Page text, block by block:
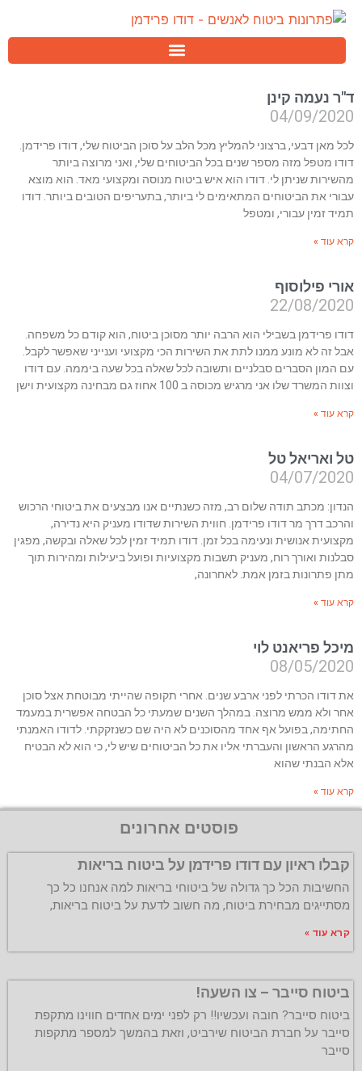
ד"ר נעמה קינן
04/09/2020
לכל מאן דבעי, ברצוני להמליץ מכל הלב על סוכן הביטוח שלי, דודו פרידמן.
דודו מטפל מזה מספר שנים בכל הביטוחים שלי, ואני מרוצה ביותר
מהשירות שניתן לי. דודו הוא איש ביטוח מנוסה ומקצועי מאד. הוא מוצא
עבורי את הביטוחים המתאימים לי ביותר, בתעריפים הטובים ביותר. דודו
תמיד זמין עבורי, ומטפל
קרא עוד »
אורי פילוסוף
22/08/2020
דודו פרידמן בשבילי הוא הרבה יותר מסוכן ביטוח, הוא קודם כל משפחה.
אבל זה לא מונע ממנו לתת את השירות הכי מקצועי וענייני שאפשר לקבל.
עם המון הסברים סבלניים ותשובה לכל שאלה בכל שעה ביממה. עם דודו
וצוות המשרד שלו אני מרגיש מכוסה ב 100 אחוז גם מבחינה מקצועית וישן
קרא עוד »
טל ואריאל טל
04/07/2020
הנדון: מכתב תודה שלום רב, מזה כשנתיים אנו מבצעים את ביטוחי הרכוש
והרכב דרך מר דודו פרידמן. חווית השירות שדודו מעניק היא נדירה,
מקצועית אנושית ונעימה בכל זמן. דודו תמיד זמין לכל שאלה ובקשה, מפגין
סבלנות ואורך רוח, מעניק תשבות מקצועיות ופועל ביעילות ומהירות תוך
מתן פתרונות בזמן אמת. לאחרונה,
קרא עוד »
מיכל פריאנט לוי
08/05/2020
את דודו הכרתי לפני ארבע שנים. אחרי תקופה שהייתי מבוטחת אצל סוכן
אחר ולא ממש מרוצה. במהלך השנים שמעתי כל הבטחה אפשרית במעמד
החתימה, בפועל אף אחד מהסוכנים לא היה שם כשנזקקתי. לדודו האמנתי
מהרגע הראשון והעברתי אליו את כל הביטוחים שיש לי, כי הוא לא הבטיח
אלא הבנתי שהוא
קרא עוד »
פוסטים אחרונים
קבלו ראיון עם דודו פרידמן על ביטוח בריאות
החשיבות הכל כך גדולה של ביטוחי בריאות למה אנחנו כל כך
מסתייגים מבחירת ביטוח, מה חשוב לדעת על ביטוח בריאות,
קרא עוד »
ביטוח סייבר – צו השעה!
ביטוח סייבר? חובה ועכשיו!! רק לפני ימים אחדים חווינו מתקפת
סייבר על חברת הביטוח שירביט, וזאת בהמשך למספר מתקפות
סייבר